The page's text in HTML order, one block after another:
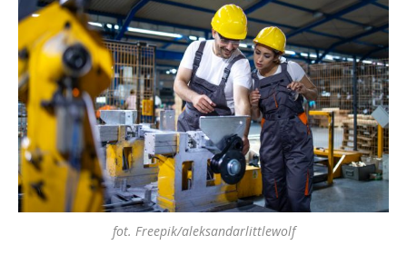
fot. Freepik/aleksandarlittlewolf